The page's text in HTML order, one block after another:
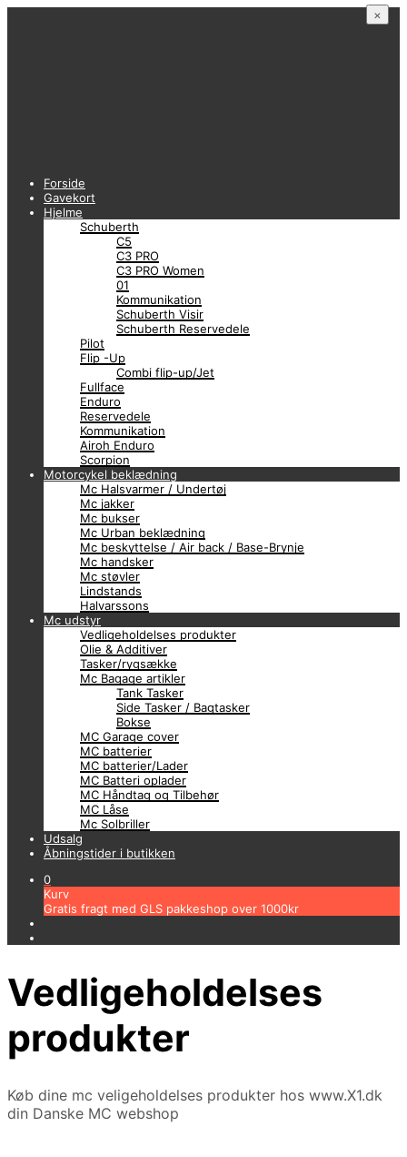
Forside
Gavekort
Hjelme
Schuberth
C5
C3 PRO
C3 PRO Women
01
Kommunikation
Schuberth Visir
Schuberth Reservedele
Pilot
Flip -Up
Combi flip-up/Jet
Fullface
Enduro
Reservedele
Kommunikation
Airoh Enduro
Scorpion
Motorcykel beklædning
Mc Halsvarmer / Undertøj
Mc jakker
Mc bukser
Mc Urban beklædning
Mc beskyttelse / Air back / Base-Brynje
Mc handsker
Mc støvler
Lindstands
Halvarssons
Mc udstyr
Vedligeholdelses produkter
Olie & Additiver
Tasker/rygsække
Mc Bagage artikler
Tank Tasker
Side Tasker / Bagtasker
Bokse
MC Garage cover
MC batterier
MC batterier/Lader
MC Batteri oplader
MC Håndtag og Tilbehør
MC Låse
Mc Solbriller
Udsalg
Åbningstider i butikken
0
Kurv
Gratis fragt med GLS pakkeshop over 1000kr
Vedligeholdelses
produkter
Køb dine mc veligeholdelses produkter hos www.X1.dk
din Danske MC webshop
×